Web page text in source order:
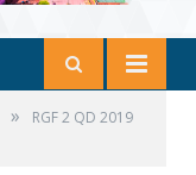
»
RGF 2 QD 2019